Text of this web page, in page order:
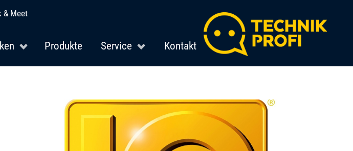
& Meet
Produkte Service Kontakt